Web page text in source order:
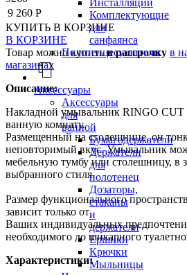
Инсталляции
Комплектующие
для
санфаянса
Полотенцесушители
Аксессуары
Аксессуары
для
ванной
Бумагодержатели
Держатели
для
полотенец
Дозаторы,
стаканы
и
держатели
Ершики
Крючки
Мыльницы
9 260 Р
КУПИТЬ В КОРЗИНЕ
В КОРЗИНЕ
Товар можно купитьв рассрочку в
магазинах
Описание:
Накладной умывальник RINGO CUT
ванную комнату.
Размещенный на столешнице, он
неповторимый вкус. Умывальник
мебельную тумбу или столешницу, в
выбранного стиля.
Размер функционального
зависит только от
Ваших индивидуальных
необходимого до шикарного
Характеристики: